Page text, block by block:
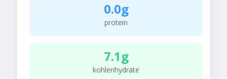
0.0g
protein
7.1g
kohlenhydrate